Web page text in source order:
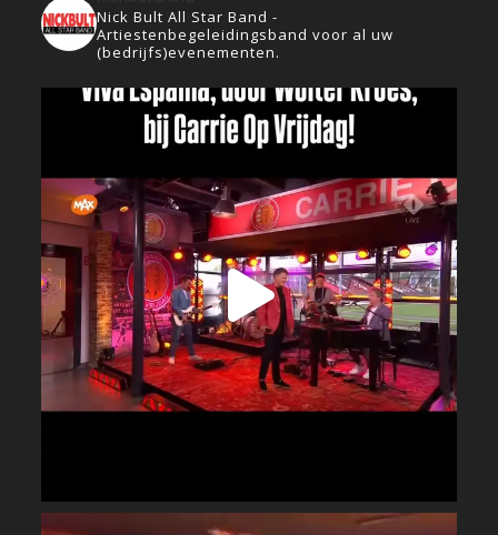
Nick Bult All Star Band -
Artiestenbegeleidingsband voor al uw
(bedrijfs)evenementen.